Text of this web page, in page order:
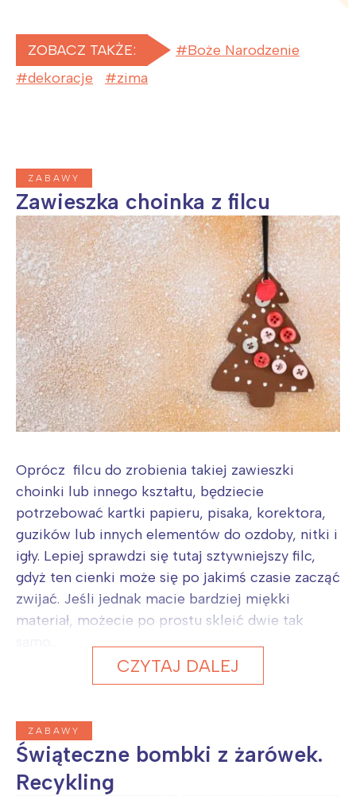
ZOBACZ TAKŻE:
Boże Narodzenie
dekoracje
zima
ZABAWY
Zawieszka choinka z filcu
Oprócz filcu do zrobienia takiej zawieszki
choinki lub innego kształtu, będziecie
potrzebować kartki papieru, pisaka, korektora,
guzików lub innych elementów do ozdoby, nitki i
igły. Lepiej sprawdzi się tutaj sztywniejszy filc,
gdyż ten cienki może się po jakimś czasie zacząć
zwijać. Jeśli jednak macie bardziej miękki
materiał, możecie po prostu skleić dwie tak
CZYTAJ DALEJ
ZABAWY
Świąteczne bombki z żarówek.
Recykling
Łódź
Trójmiasto
Kraków